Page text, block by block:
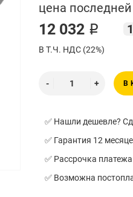
цена последней
12 032 ₽
В Т.Ч. НДС (22%)
В
✅ Нашли дешевле?
✅ Гарантия 12
✅ Рассрочка
✅ Возможна